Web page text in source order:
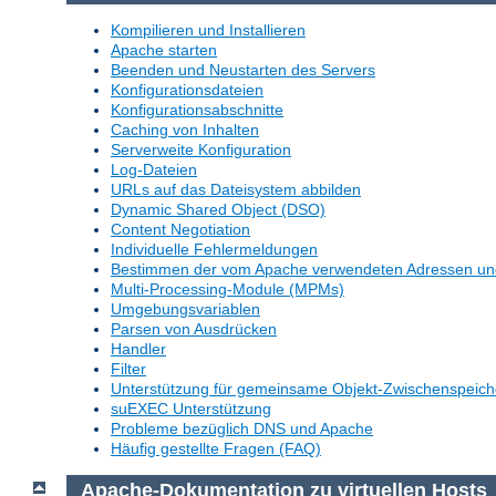
Kompilieren und Installieren
Apache starten
Beenden und Neustarten des Servers
Konfigurationsdateien
Konfigurationsabschnitte
Caching von Inhalten
Serverweite Konfiguration
Log-Dateien
URLs auf das Dateisystem abbilden
Dynamic Shared Object (DSO)
Content Negotiation
Individuelle Fehlermeldungen
Bestimmen der vom Apache verwendeten Adressen
Multi-Processing-Module (MPMs)
Umgebungsvariablen
Parsen von Ausdrücken
Handler
Filter
Unterstützung für gemeinsame Objekt-
suEXEC Unterstützung
Probleme bezüglich DNS und Apache
Häufig gestellte Fragen (FAQ)
Apache-Dokumentation zu virtuellen Hosts